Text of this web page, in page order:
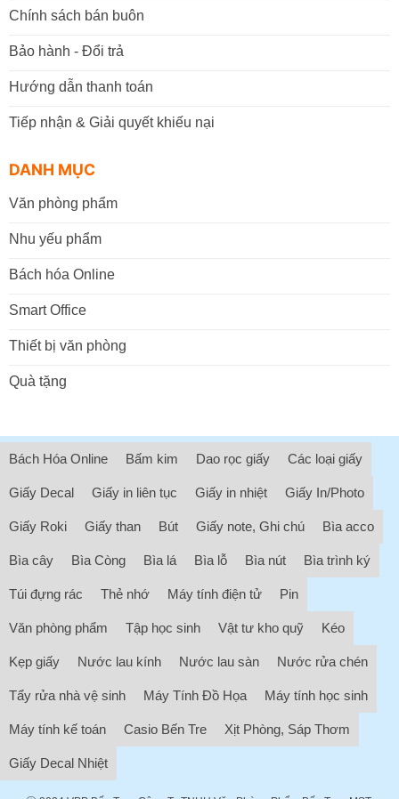
Chính sách bán buôn
Bảo hành - Đổi trả
Hướng dẫn thanh toán
Tiếp nhận & Giải quyết khiếu nại
DANH MỤC
Văn phòng phẩm
Nhu yếu phẩm
Bách hóa Online
Smart Office
Thiết bị văn phòng
Quà tặng
Bách Hóa Online Bấm kim Dao rọc giấy Các loại giấy
Giấy Decal Giấy in liên tục Giấy in nhiệt Giấy In/Photo
Giấy Roki Giấy than Bút Giấy note, Ghi chú Bìa acco
Bìa cây Bìa Còng Bìa lá Bìa lỗ Bìa nút Bìa trình ký
Túi đựng rác Thẻ nhớ Máy tính điện tử Pin
Văn phòng phẩm Tập học sinh Vật tư kho quỹ Kéo
Kẹp giấy Nước lau kính Nước lau sàn Nước rửa chén
Tẩy rửa nhà vệ sinh Máy Tính Đồ Họa Máy tính học sinh
Máy tính kế toán Casio Bến Tre Xịt Phòng, Sáp Thơm
Giấy Decal Nhiệt